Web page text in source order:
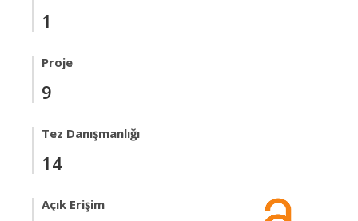
1
Proje
9
Tez Danışmanlığı
14
Açık Erişim